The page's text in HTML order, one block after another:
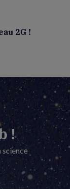
2G !
!
science